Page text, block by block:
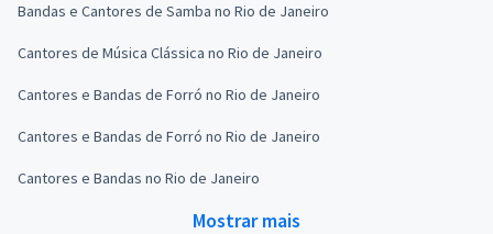
Bandas e Cantores de Samba no Rio de Janeiro
Cantores de Música Clássica no Rio de Janeiro
Cantores e Bandas de Forró no Rio de Janeiro
Cantores e Bandas de Forró no Rio de Janeiro
Cantores e Bandas no Rio de Janeiro
Mostrar mais